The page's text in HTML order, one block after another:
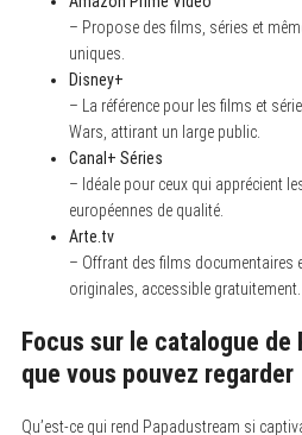
– Propose des films, séries et
uniques.
Disney+
– La référence pour les films et
Wars, attirant un large public.
Canal+ Séries
– Idéale pour ceux qui apprécient
européennes de qualité.
Arte.tv
– Offrant des films documentaires
originales, accessible gratuitement.
Focus sur le catalogue de
que vous pouvez regarder
Qu’est-ce qui rend Papadustream si